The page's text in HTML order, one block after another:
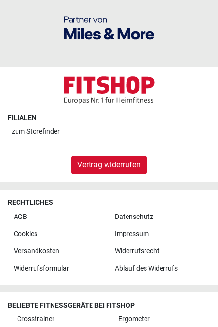
FILIALEN
zumStorefinder
Vertrag widerrufen
RECHTLICHES
AGB
Datenschutz
Cookies Impressum
Versandkosten Widerrufsrecht
Widerrufsformular Ablauf des Widerrufs
BELIEBTE FITNESSGERÄTE BEI FITSHOP
Crosstrainer
Ergometer